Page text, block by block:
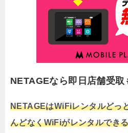
NETAGEなら即日店舗受取
NETAGEはWiFiレンタルどっ
んどなくWiFiがレンタルでき